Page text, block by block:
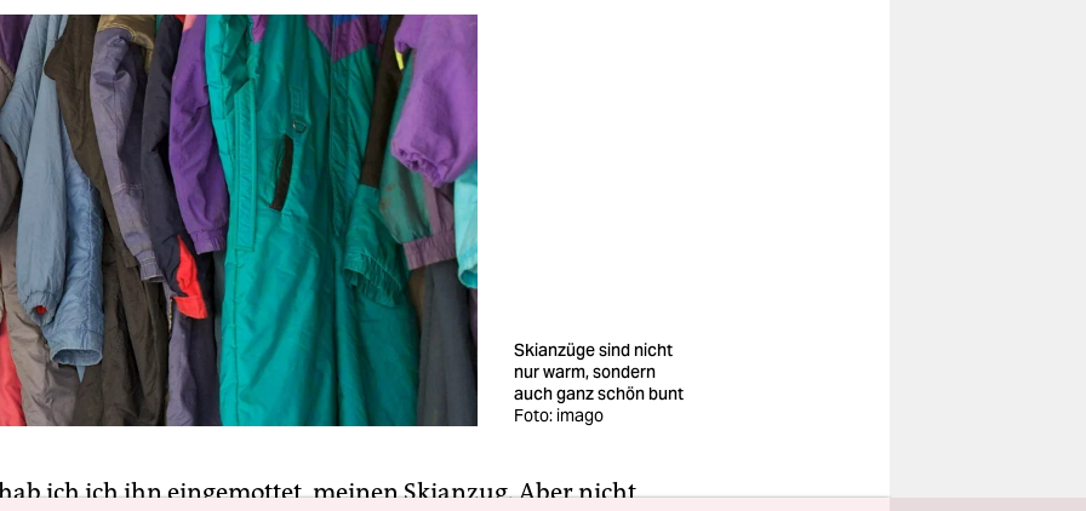
Skianzüge sind nicht
nur warm, sondern
auch ganz schön bunt
Foto: imago
ich ich ihn eingemottet, meinen Skianzug. Aber nicht,